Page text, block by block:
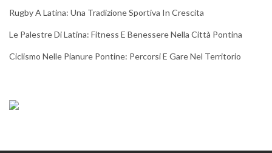
Rugby A Latina: Una Tradizione Sportiva In Crescita
Le Palestre Di Latina: Fitness E Benessere Nella Città Pontina
Ciclismo Nelle Pianure Pontine: Percorsi E Gare Nel Territorio